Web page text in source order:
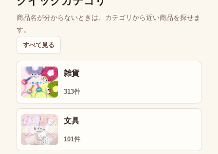
商品名が分からないときは、カテゴリから近い商品を探せま
す。
すべて見る
雑貨
313件
文具
101件